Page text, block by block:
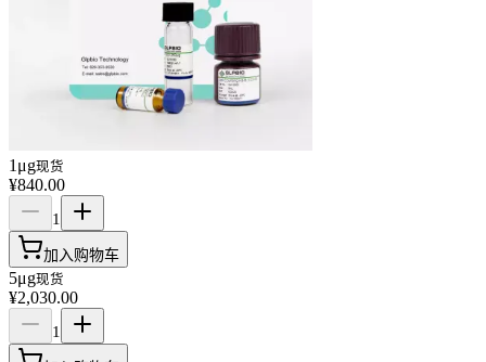
1μg现货
¥840.00
1
加入购物车
5μg现货
¥2,030.00
1